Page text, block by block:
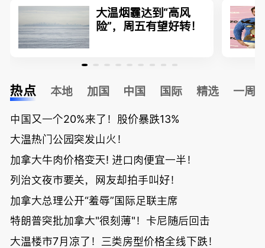
大温烟霾达到“高风
险”，周五有望好转！
热点 本地 加国 中国 国际 精选 一周
中国又一个20%来了！股价暴跌13%
大温热门公园突发山火！
加拿大牛肉价格变天! 进口肉便宜一半！
列治文夜市要关，网友却拍手叫好！
加拿大总理公开“羞辱”国际足联主席
特朗普突批加拿大"很刻薄"！卡尼随后回击
大温楼市7月凉了！三类房型价格全线下跌！